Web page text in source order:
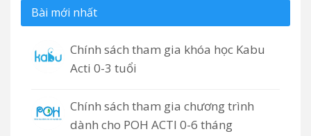
Bài mới nhất
Chính sách tham gia khóa học Kabu
Acti 0-3 tuổi
Chính sách tham gia chương trình
dành cho POH ACTI 0-6 tháng